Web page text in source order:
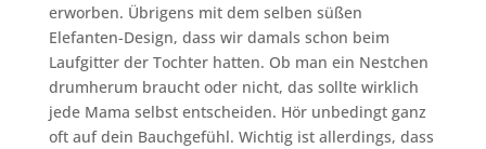
erworben. Übrigens mit dem selben süßen
Elefanten-Design, dass wir damals schon beim
Laufgitter der Tochter hatten. Ob man ein Nestchen
drumherum braucht oder nicht, das sollte wirklich
jede Mama selbst entscheiden. Hör unbedingt ganz
oft auf dein Bauchgefühl. Wichtig ist allerdings, dass